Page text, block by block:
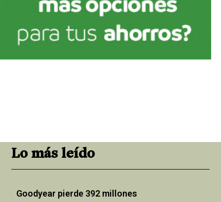
Lo más leído
Goodyear pierde 392 millones